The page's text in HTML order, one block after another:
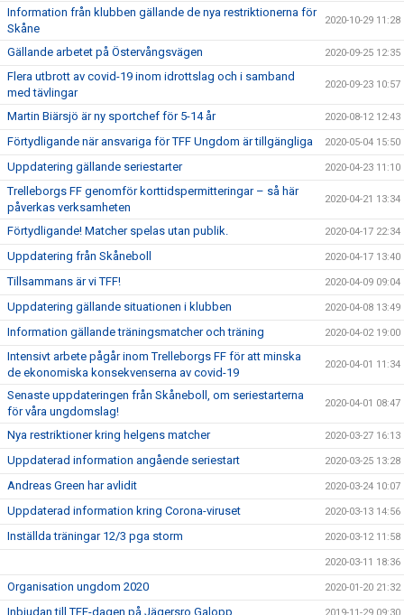
Information från klubben gällande de nya restriktionerna för
Skåne
2020-10-29 11:28
Gällande arbetet på Östervångsvägen 2020-09-25 12:35
Flera utbrott av covid-19 inom idrottslag och i samband
med tävlingar
2020-09-23 10:57
Martin Biärsjö är ny sportchef för 5-14 år 2020-08-12 12:43
Förtydligande när ansvariga för TFF Ungdom är tillgängliga 2020-05-04 15:50
Uppdatering gällande seriestarter 2020-04-23 11:10
Trelleborgs FF genomför korttidspermitteringar – så här
påverkas verksamheten
2020-04-21 13:34
Förtydligande! Matcher spelas utan publik. 2020-04-17 22:34
Uppdatering från Skåneboll 2020-04-17 13:40
Tillsammans är vi TFF! 2020-04-09 09:04
Uppdatering gällande situationen i klubben 2020-04-08 13:49
Information gällande träningsmatcher och träning 2020-04-02 19:00
Intensivt arbete pågår inom Trelleborgs FF för att minska
de ekonomiska konsekvenserna av covid-19
2020-04-01 11:34
Senaste uppdateringen från Skåneboll, om seriestarterna
för våra ungdomslag!
2020-04-01 08:47
Nya restriktioner kring helgens matcher 2020-03-27 16:13
Uppdaterad information angående seriestart 2020-03-25 13:28
Andreas Green har avlidit 2020-03-24 10:07
Uppdaterad information kring Corona-viruset 2020-03-13 14:56
Inställda träningar 12/3 pga storm 2020-03-12 11:58
2020-03-11 18:36
Organisation ungdom 2020 2020-01-20 21:32
Inbjudan till TFF-dagen på Jägersro Galopp